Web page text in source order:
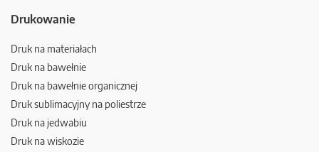
Drukowanie
Druk na materiałach
Druk na bawełnie
Druk na bawełnie organicznej
Druk sublimacyjny na poliestrze
Druk na jedwabiu
Druk na wiskozie